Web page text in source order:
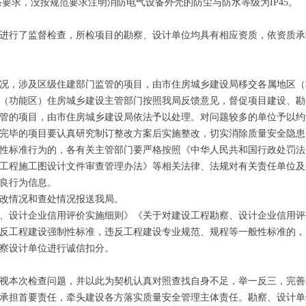
求，没按规范要求注明消防电气设备外壳的防尘与防水等级为IP45。
了监督检查，所检项目的勘察、设计单位均具有相应资质，依资质
，涉及区级住建部门监管的项目，由市住房城乡建设局移交各属地区
功能区）住房城乡建设主管部门按照我局反馈意见，督促项目建设、
的项目，由市住房城乡建设局依法予以处理。对问题较多的单位予以
毕的项目要认真研究制订整改方案后实施整改，切实消除质量安全隐
标准行为的，各有关主管部门要严格按照《中华人民共和国行政处罚
程施工图设计文件审查管理办法》等相关法律、法规对有关责任单位
行为信息。
情况和查处情况报送我局。
设计企业信用评价实施细则》《关于对建设工程勘察、设计企业信用
工程建设强制性标准，违反工程建设专业规范、规程等一般性标准的
设计单位进行诚信扣分。
本次检查问题，并以此为契机认真对照查找自身不足，举一反三，完
担首要责任，牵头建设各方落实质量安全管理主体责任。勘察、设计